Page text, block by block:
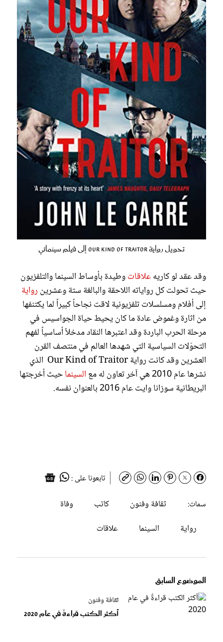
تحويل رواية Our Kind of Traitor إلى فيلم سينمائي
وقد عقد لو كاريهعلاقاتوطيدة بأوساط السينما والتلفزيون
حيث تحولت كل رواياته اللاحقة والبالغة ستة وعشرين رواية
إلى أفلام ومسلسلات تلفزيونية لاقت نجاحاً كبيراً لما يكتنفها
من اثارة وغموض عادة ما كان يحيط حياة الجواسيس في
مرحلة الحرب الباردة وقد اعتبرها النقاد مدخلاً أساسياً لفهم
التحوّلات السياسية التي شهدها العالم في منتصف القرن
العشرين وقد كانت رواية Our Kind of Traitor الذي
نشرها عام 2010 هي آخر تعاون له مع
السينماحيث أخرجتها
البريطانية سوزانا وايت عام 2016 بالعنوان نفسه.
تابعونا على :
سمات:
ثقافة وفنون كاتب
وفاة
رواية
السينما علاقات
الموضوع السابق
ثقافة وفنون
أكثر الكتب قراءةً في عام 2020